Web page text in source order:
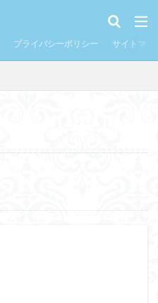
プライバシーポリシー サイトマッ